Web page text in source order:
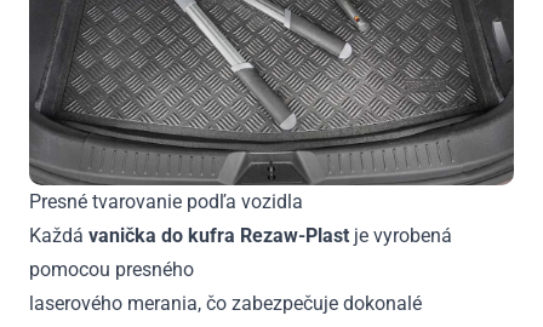
Presné tvarovanie podľa vozidla
Každá vanička do kufra Rezaw-Plast je vyrobená
pomocou presného
laserového merania, čo zabezpečuje dokonalé